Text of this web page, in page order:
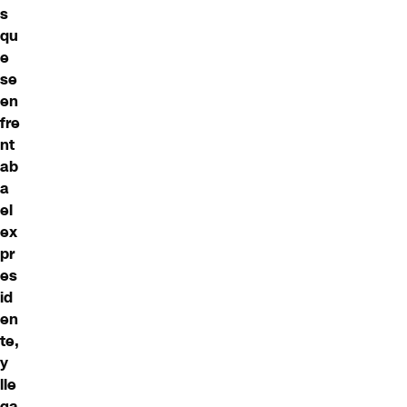
s
qu
e
se
en
fre
nt
ab
a
el
ex
pr
es
id
en
te,
y
lle